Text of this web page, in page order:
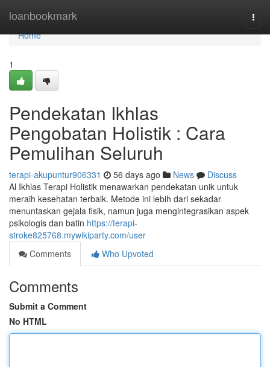
loanbookmark
Home
Home
1
Pendekatan Ikhlas
Pengobatan Holistik : Cara
Pemulihan Seluruh
terapi-akupuntur906331 56 days ago News
Discuss
Al Ikhlas Terapi Holistik menawarkan pendekatan unik untuk
meraih kesehatan terbaik. Metode ini lebih dari sekadar
menuntaskan gejala fisik, namun juga mengintegrasikan aspek
psikologis dan batin https://terapi-
stroke825768.mywikiparty.com/user
Comments
Who Upvoted
Comments
Submit a Comment
No HTML